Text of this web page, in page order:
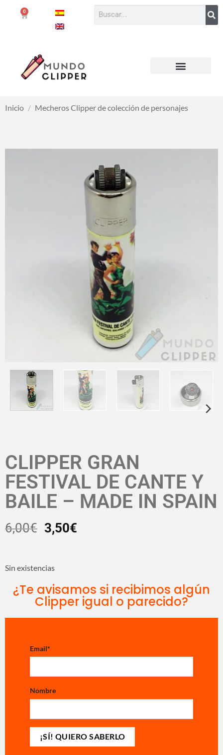
0
Inicio / Mecheros Clipper de colección de personajes
CLIPPER GRAN
FESTIVAL DE CANTE Y
BAILE – MADE IN SPAIN
6,00€ 3,50€
Sin existencias
¿Te avisamos si recibimos algún
Clipper igual o parecido?
Email*
Nombre